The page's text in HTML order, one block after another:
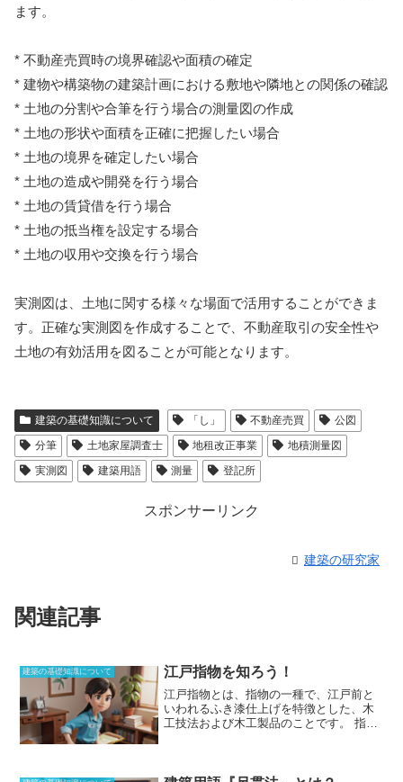
ます。
* 不動産売買時の境界確認や面積の確定
* 建物や構築物の建築計画における敷地や隣地との関係の確認
* 土地の分割や合筆を行う場合の測量図の作成
* 土地の形状や面積を正確に把握したい場合
* 土地の境界を確定したい場合
* 土地の造成や開発を行う場合
* 土地の賃貸借を行う場合
* 土地の抵当権を設定する場合
* 土地の収用や交換を行う場合
実測図は、土地に関する様々な場面で活用することができま
す。正確な実測図を作成することで、不動産取引の安全性や
土地の有効活用を図ることが可能となります。
建築の基礎知識について 「し」 不動産売買
公図
分筆
土地家屋調査士 地租改正事業
地積測量図
実測図
建築用語 測量 登記所
スポンサーリンク
建築の研究家
関連記事
建築の基礎知識について 江戸指物を知ろう！
江戸指物とは、指物の一種で、江戸前と
いわれるふき漆仕上げを特徴とした、木
工技法および木工製品のことです。
指物